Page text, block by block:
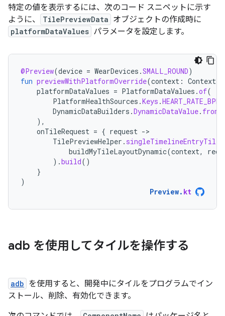
特定の値を表示するには、次のコード スニペットに示す
ように、
TilePreviewData オブジェクトの作成時に
platformDataValues パラメータを設定します。
@Preview(device = WearDevices .SMALL_ROUND)
fun previewWithPlatformOverride(context : Context
platformDataValues = PlatformDataValues .of(
PlatformHealthSources .Keys .HEART_RATE_BPM
DynamicDataBuilders .DynamicDataValue.
),
onTileRequest = { request -
TilePreviewHelper .
buildMyTileLayoutDynamic(context,
).build()
}
)
Preview. kt
adb を使用してタイルを操作する
adb を使用すると、開発中にタイルをプログラムでイン
ストール、削除、有効化できます。